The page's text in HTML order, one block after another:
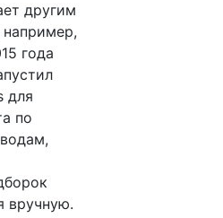
другим
года
для
по
вручную.